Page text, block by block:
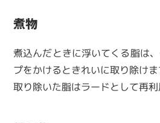
煮物
煮込んだときに浮いてくる脂は
プをかけるときれいに取り除けま
取り除いた脂はラードとして再